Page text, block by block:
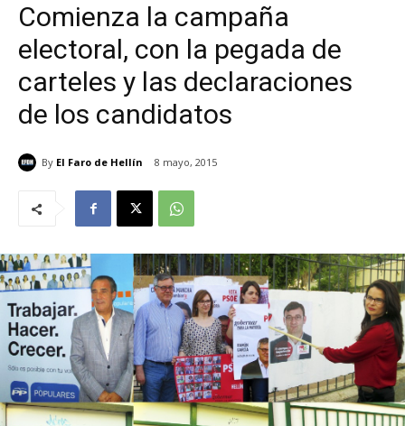
Comienza la campaña
electoral, con la pegada de
carteles y las declaraciones
de los candidatos
By El Faro de Hellín 8 mayo, 2015